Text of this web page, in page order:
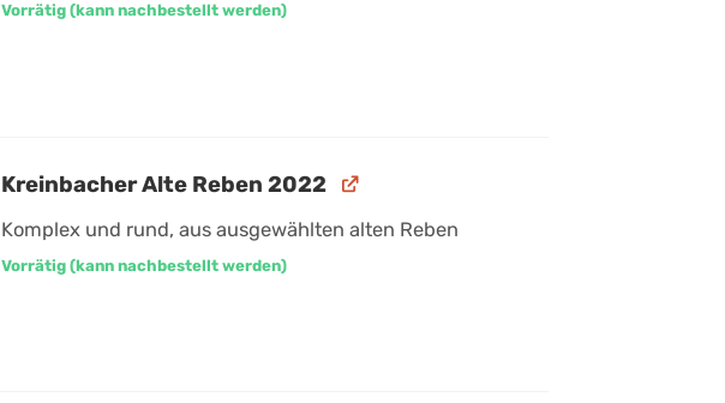
Vorrätig (kann nachbestellt werden)
Kreinbacher Alte Reben 2022
Komplex und rund, aus ausgewählten alten Reben
Vorrätig (kann nachbestellt werden)